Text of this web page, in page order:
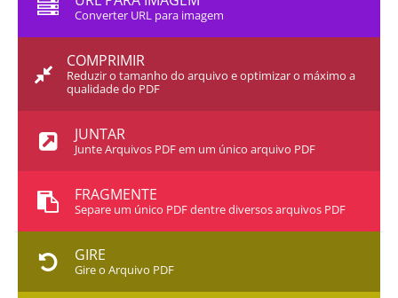
Converter URL para imagem
COMPRIMIR
Reduzir o tamanho do arquivo e optimizar o máximo a
qualidade do PDF
JUNTAR
Junte Arquivos PDF em um único arquivo PDF
FRAGMENTE
Separe um único PDF dentre diversos arquivos PDF
GIRE
Gire o Arquivo PDF